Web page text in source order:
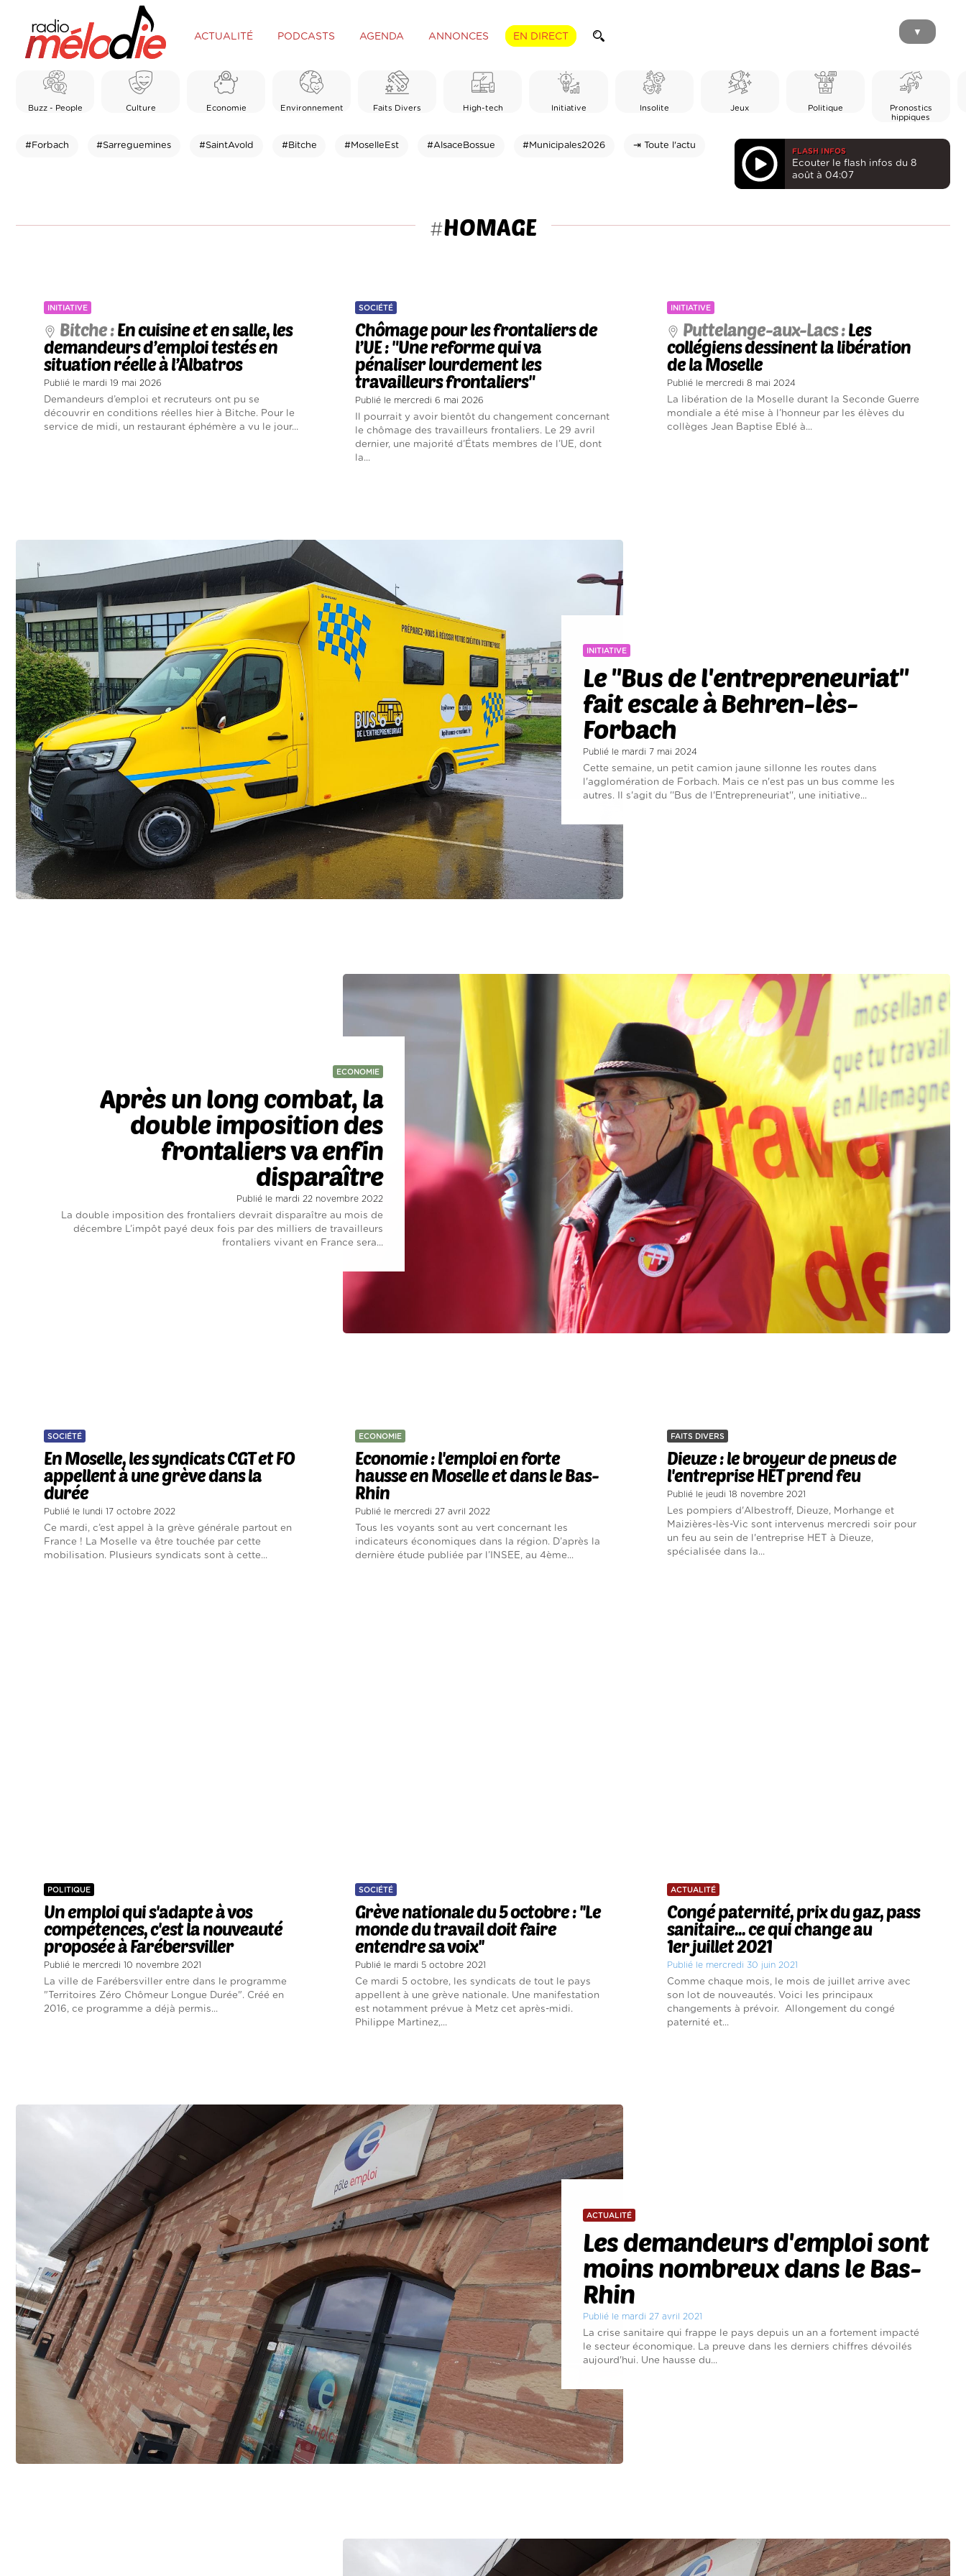
ACTUALITÉ PODCASTS AGENDA ANNONCES EN DIRECT ▼
Buzz - People Culture Economie Environnement Faits Divers High-tech Initiative Insolite Jeux Politique
Pronostics
hippiques
#Forbach #Sarreguemines #SaintAvold #Bitche #MoselleEst #AlsaceBossue #Municipales2026 ⇥ Toute l'actu
FLASH INFOS
Ecouter le flash infos du 8
août à 04:07
#HOMAGE
INITIATIVE
Bitche :En cuisine et en salle, les
demandeurs d’emploi testés en
situation réelle à l’Albatros
Publié le mardi 19 mai 2026
Demandeurs d’emploi et recruteurs ont pu se
découvrir en conditions réelles hier à Bitche. Pour le
service de midi, un restaurant éphémère a vu le jour...
SOCIÉTÉ
Chômage pour les frontaliers de
l’UE : "Une reforme qui va
pénaliser lourdement les
travailleurs frontaliers"
Publié le mercredi 6 mai 2026
Il pourrait y avoir bientôt du changement concernant
le chômage des travailleurs frontaliers. Le 29 avril
dernier, une majorité d’États membres de l’UE, dont
la...
INITIATIVE
Puttelange-aux-Lacs :Les
collégiens dessinent la libération
de la Moselle
Publié le mercredi 8 mai 2024
La libération de la Moselle durant la Seconde Guerre
mondiale a été mise à l’honneur par les élèves du
collèges Jean Baptise Eblé à...
INITIATIVE
Le ''Bus de l'entrepreneuriat''
fait escale à Behren-lès-
Forbach
Publié le mardi 7 mai 2024
Cette semaine, un petit camion jaune sillonne les routes dans
l'agglomération de Forbach. Mais ce n'est pas un bus comme les
autres. Il s'agit du ''Bus de l'Entrepreneuriat'', une initiative...
ECONOMIE
Après un long combat, la
double imposition des
frontaliers va enfin
disparaître
Publié le mardi 22 novembre 2022
La double imposition des frontaliers devrait disparaître au mois de
décembre L’impôt payé deux fois par des milliers de travailleurs
frontaliers vivant en France sera...
SOCIÉTÉ
En Moselle, les syndicats CGT et FO
appellent à une grève dans la
durée
Publié le lundi 17 octobre 2022
Ce mardi, c’est appel à la grève générale partout en
France ! La Moselle va être touchée par cette
mobilisation. Plusieurs syndicats sont à cette...
ECONOMIE
Economie : l'emploi en forte
hausse en Moselle et dans le Bas-
Rhin
Publié le mercredi 27 avril 2022
Tous les voyants sont au vert concernant les
indicateurs économiques dans la région. D’après la
dernière étude publiée par l’INSEE, au 4ème...
FAITS DIVERS
Dieuze : le broyeur de pneus de
l'entreprise HET prend feu
Publié le jeudi 18 novembre 2021
Les pompiers d'Albestroff, Dieuze, Morhange et
Maizières-lès-Vic sont intervenus mercredi soir pour
un feu au sein de l'entreprise HET à Dieuze,
spécialisée dans la...
POLITIQUE
Un emploi qui s'adapte à vos
compétences, c'est la nouveauté
proposée à Farébersviller
Publié le mercredi 10 novembre 2021
La ville de Farébersviller entre dans le programme
"Territoires Zéro Chômeur Longue Durée". Créé en
2016, ce programme a déjà permis...
SOCIÉTÉ
Grève nationale du 5 octobre : ''Le
monde du travail doit faire
entendre sa voix''
Publié le mardi 5 octobre 2021
Ce mardi 5 octobre, les syndicats de tout le pays
appellent à une grève nationale. Une manifestation
est notamment prévue à Metz cet après-midi.
Philippe Martinez,...
ACTUALITÉ
Congé paternité, prix du gaz, pass
sanitaire... ce qui change au
1er juillet 2021
Publié le mercredi 30 juin 2021
Comme chaque mois, le mois de juillet arrive avec
son lot de nouveautés. Voici les principaux
changements à prévoir. Allongement du congé
paternité et...
ACTUALITÉ
Les demandeurs d'emploi sont
moins nombreux dans le Bas-
Rhin
Publié le mardi 27 avril 2021
La crise sanitaire qui frappe le pays depuis un an a fortement impacté
le secteur économique. La preuve dans les derniers chiffres dévoilés
aujourd'hui. Une hausse du...